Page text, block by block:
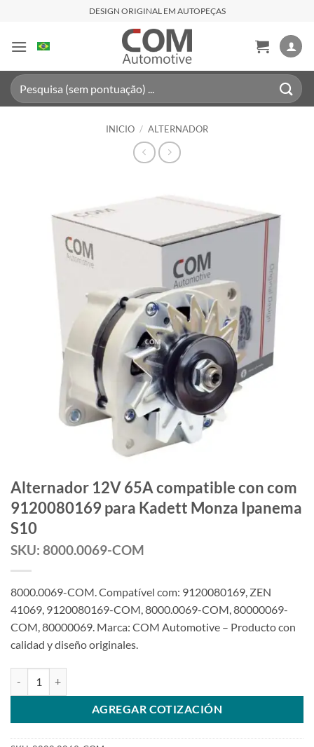
contenido
DESIGN ORIGINAL EM AUTOPEÇAS
Buscar
por:
INICIO / ALTERNADOR
Alternador 12V 65A compatible con com
9120080169 para Kadett Monza Ipanema
S10
SKU: 8000.0069-COM
8000.0069-COM. Compatível com: 9120080169, ZEN
41069, 9120080169-COM, 8000.0069-COM, 80000069-
COM, 80000069. Marca: COM Automotive – Producto con
calidad y diseño originales.
AGREGAR COTIZACIÓN